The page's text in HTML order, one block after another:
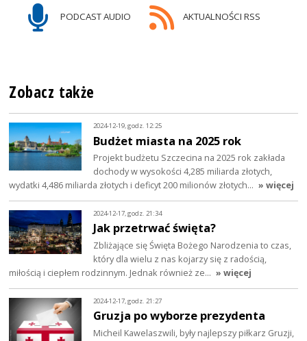
PODCAST AUDIO AKTUALNOŚCI RSS
Zobacz także
2024-12-19, godz. 12:25
Budżet miasta na 2025 rok
Projekt budżetu Szczecina na 2025 rok zakłada
dochody w wysokości 4,285 miliarda złotych,
wydatki 4,486 miliarda złotych i deficyt 200 milionów złotych… » więcej
2024-12-17, godz. 21:34
Jak przetrwać święta?
Zbliżające się Święta Bożego Narodzenia to czas,
który dla wielu z nas kojarzy się z radością,
miłością i ciepłem rodzinnym. Jednak również ze… » więcej
2024-12-17, godz. 21:27
Gruzja po wyborze prezydenta
Micheil Kawelaszwili, były najlepszy piłkarz Gruzji,